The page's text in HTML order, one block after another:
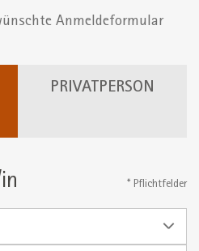
Anmeldeformular
PRIVATPERSON
* Pflichtfelder